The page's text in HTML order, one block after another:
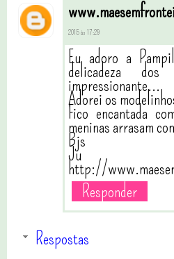
2015 às 17:29
Eu adoro a
delicadeza
impressionante...
Adorei os
Fico encantada
meninas arrasam
Bjs
Ju
http://
Responder
Respostas